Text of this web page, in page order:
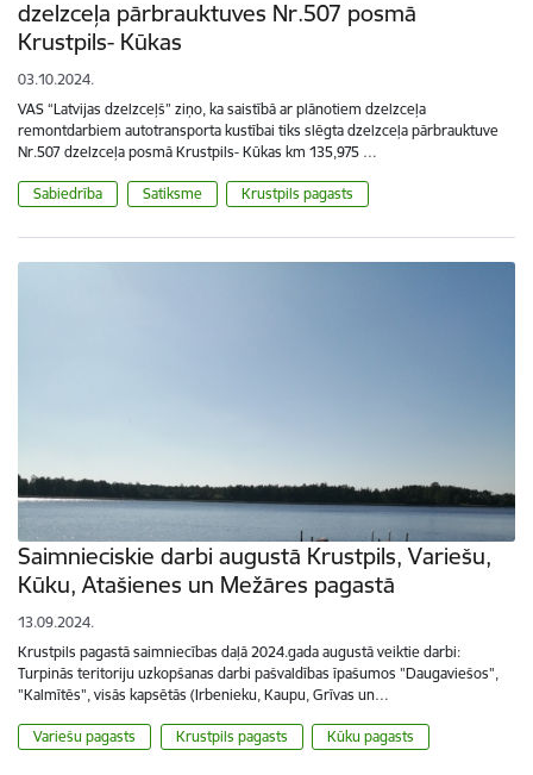
dzelzceļa pārbrauktuves Nr.507 posmā
Krustpils- Kūkas
03.10.2024.
VAS “Latvijas dzelzceļš” ziņo, ka saistībā ar plānotiem dzelzceļa
remontdarbiem autotransporta kustībai tiks slēgta dzelzceļa pārbrauktuve
Nr.507 dzelzceļa posmā Krustpils- Kūkas km 135,975 …
Sabiedrība Satiksme Krustpils pagasts
Saimnieciskie darbi augustā Krustpils, Variešu,
Kūku, Atašienes un Mežāres pagastā
13.09.2024.
Krustpils pagastā saimniecības daļā 2024.gada augustā veiktie darbi:
Turpinās teritoriju uzkopšanas darbi pašvaldības īpašumos "Daugaviešos",
"Kalmītēs", visās kapsētās (Irbenieku, Kaupu, Grīvas un…
Variešu pagasts Krustpils pagasts Kūku pagasts